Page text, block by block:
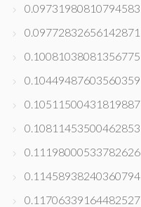
0.09731980810794583
0.09772832656142871
0.10081038081356775
0.10449487603560359
0.10511500431819887
0.10811453500462853
0.11198000533782626
0.11458938240360794
0.11706339164482527